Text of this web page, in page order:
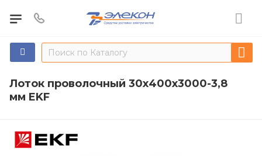
Лоток проволочный 30х400х3000-3,8
мм EKF